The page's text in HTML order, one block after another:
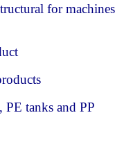
for machines
PE tanks and PP